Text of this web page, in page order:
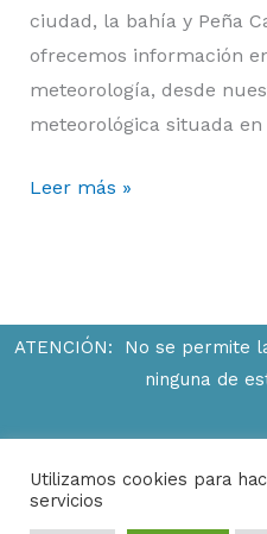
ciudad, la bahía y Peña
ofrecemos información
meteorología, desde
meteorológica situada en
Leer más »
ATENCIÓN: No se permite
ninguna de
Utilizamos cookies para
servicios